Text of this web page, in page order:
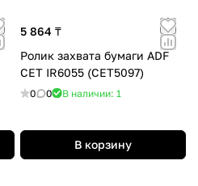
5 864 ₸
Ролик захвата бумаги ADF
CET IR6055 (CET5097)
0 0 В наличии: 1
В корзину